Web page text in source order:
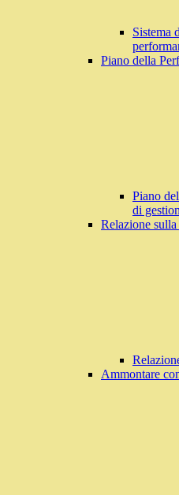
Sistema
Piano della
Piano
di
Relazione
Ammontare